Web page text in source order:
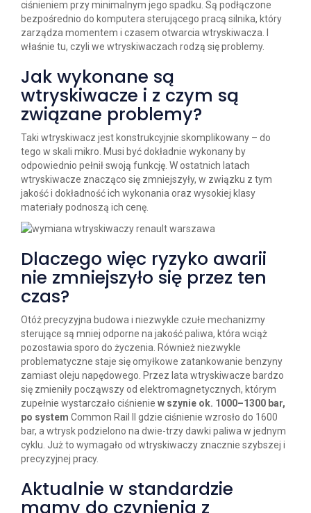
ciśnieniem przy minimalnym jego spadku. Są podłączone
bezpośrednio do komputera sterującego pracą silnika, który
zarządza momentem i czasem otwarcia wtryskiwacza. I
właśnie tu, czyli we wtryskiwaczach rodzą się problemy.
Jak wykonane są
wtryskiwacze i z czym są
związane problemy?
Taki wtryskiwacz jest konstrukcyjnie skomplikowany – do
tego w skali mikro. Musi być dokładnie wykonany by
odpowiednio pełnił swoją funkcję. W ostatnich latach
wtryskiwacze znacząco się zmniejszyły, w związku z tym
jakość i dokładność ich wykonania oraz wysokiej klasy
materiały podnoszą ich cenę.
Dlaczego więc ryzyko awarii
nie zmniejszyło się przez ten
czas?
Otóż precyzyjna budowa i niezwykle czułe mechanizmy
sterujące są mniej odporne na jakość paliwa, która wciąż
pozostawia sporo do życzenia. Również niezwykle
problematyczne staje się omyłkowe zatankowanie benzyny
zamiast oleju napędowego. Przez lata wtryskiwacze bardzo
się zmieniły począwszy od elektromagnetycznych, którym
zupełnie wystarczało ciśnienie w szynie ok. 1000–1300 bar,
po system Common Rail II gdzie ciśnienie wzrosło do 1600
bar, a wtrysk podzielono na dwie-trzy dawki paliwa w jednym
cyklu. Już to wymagało od wtryskiwaczy znacznie szybszej i
precyzyjnej pracy.
Aktualnie w standardzie
mamy do czynienia z